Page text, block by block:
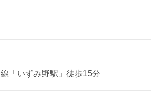
「いずみ野駅」徒歩15分